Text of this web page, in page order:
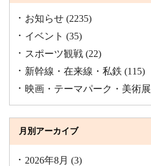
お知らせ (2235)
イベント (35)
スポーツ観戦 (22)
新幹線・在来線・私鉄 (115)
映画・テーマパーク・美術展
月別アーカイブ
2026年8月 (3)